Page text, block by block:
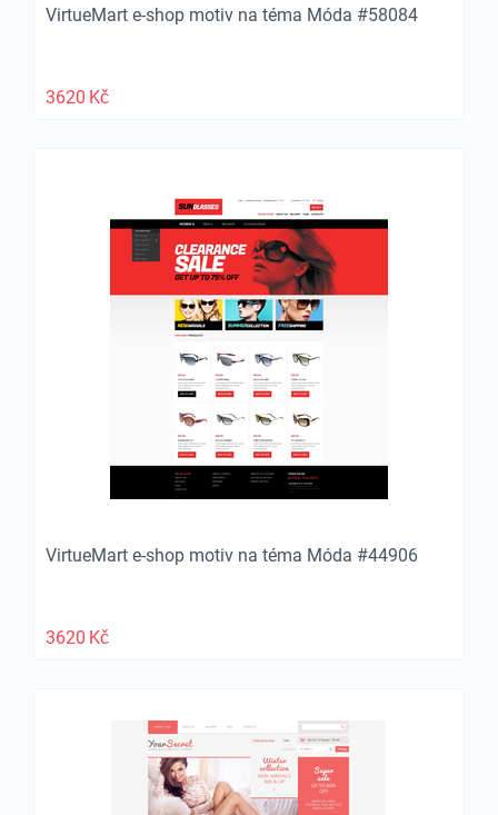
VirtueMart e-shop motiv na téma Móda #58084
3620 Kč
VirtueMart e-shop motiv na téma Móda #44906
3620 Kč